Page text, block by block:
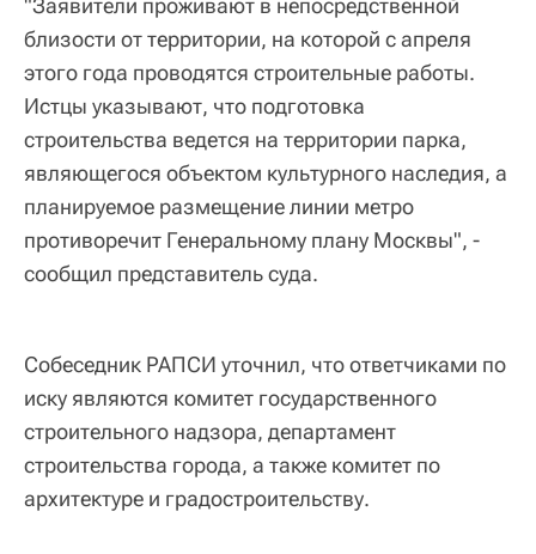
"Заявители проживают в непосредственной
близости от территории, на которой с апреля
этого года проводятся строительные работы.
Истцы указывают, что подготовка
строительства ведется на территории парка,
являющегося объектом культурного наследия, а
планируемое размещение линии метро
противоречит Генеральному плану Москвы", -
сообщил представитель суда.
Собеседник РАПСИ уточнил, что ответчиками по
иску являются комитет государственного
строительного надзора, департамент
строительства города, а также комитет по
архитектуре и градостроительству.